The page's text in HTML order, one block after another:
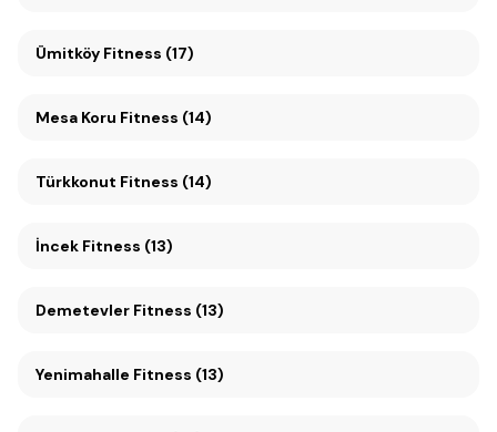
Ümitköy Fitness (17)
Mesa Koru Fitness (14)
Türkkonut Fitness (14)
İncek Fitness (13)
Demetevler Fitness (13)
Yenimahalle Fitness (13)